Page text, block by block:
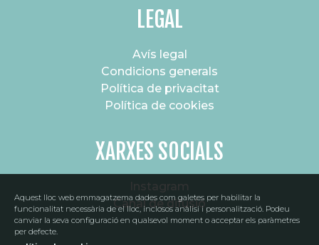
LEGAL
Avís legal
Condicions generals
Política de privacitat
Política de cookies
XARXES SOCIALS
Canal de difusió
Aquest lloc web emmagatzema dades com galetes per habilitar la
funcionalitat necessària de el lloc, inclosos anàlisi i personalització. Podeu
canviar la seva configuració en qualsevol moment o acceptar els paràmetres
per defecte.